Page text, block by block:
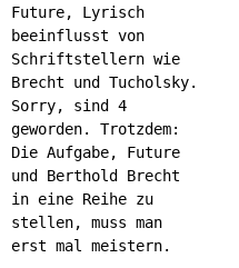
Future, Lyrisch
beeinflusst von
Schriftstellern wie
Brecht und Tucholsky.
Sorry, sind 4
geworden. Trotzdem:
Die Aufgabe, Future
und Berthold Brecht
in eine Reihe zu
stellen, muss man
erst mal meistern.